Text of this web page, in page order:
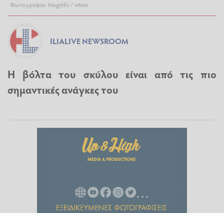
Φωτογραφία: Magnific / wtmn
ILIALIVE NEWSROOM
Η βόλτα του σκύλου είναι από τις πιο
σημαντικές ανάγκες του